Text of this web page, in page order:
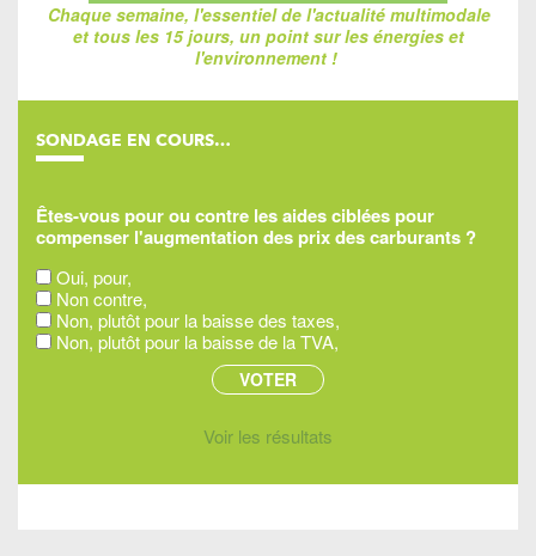
Chaque semaine, l'essentiel de l'actualité multimodale
et tous les 15 jours, un point sur les énergies et
l'environnement !
SONDAGE EN COURS…
Êtes-vous pour ou contre les aides ciblées pour
compenser l'augmentation des prix des carburants ?
Oui, pour,
Non contre,
Non, plutôt pour la baisse des taxes,
Non, plutôt pour la baisse de la TVA,
Voir les résultats